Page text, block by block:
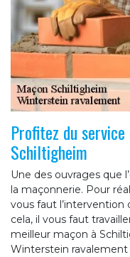
Profitez du service
Schiltigheim
Une des ouvrages que
la maçonnerie. Pour
vous faut l’intervention
cela, il vous faut
meilleur maçon à
Winterstein